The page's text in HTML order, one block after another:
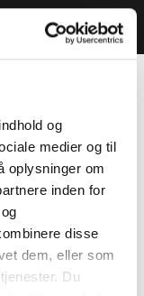
og
medier og til
oplysninger om
inden for
disse
dem, eller som
Du